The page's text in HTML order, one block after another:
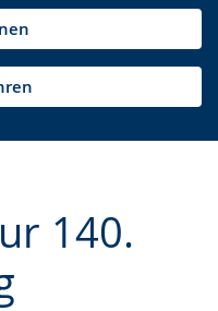
140.